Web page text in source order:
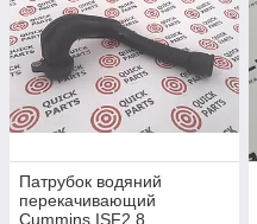
Патрубок водяний
перекачивающий
Cummins ISF2.8